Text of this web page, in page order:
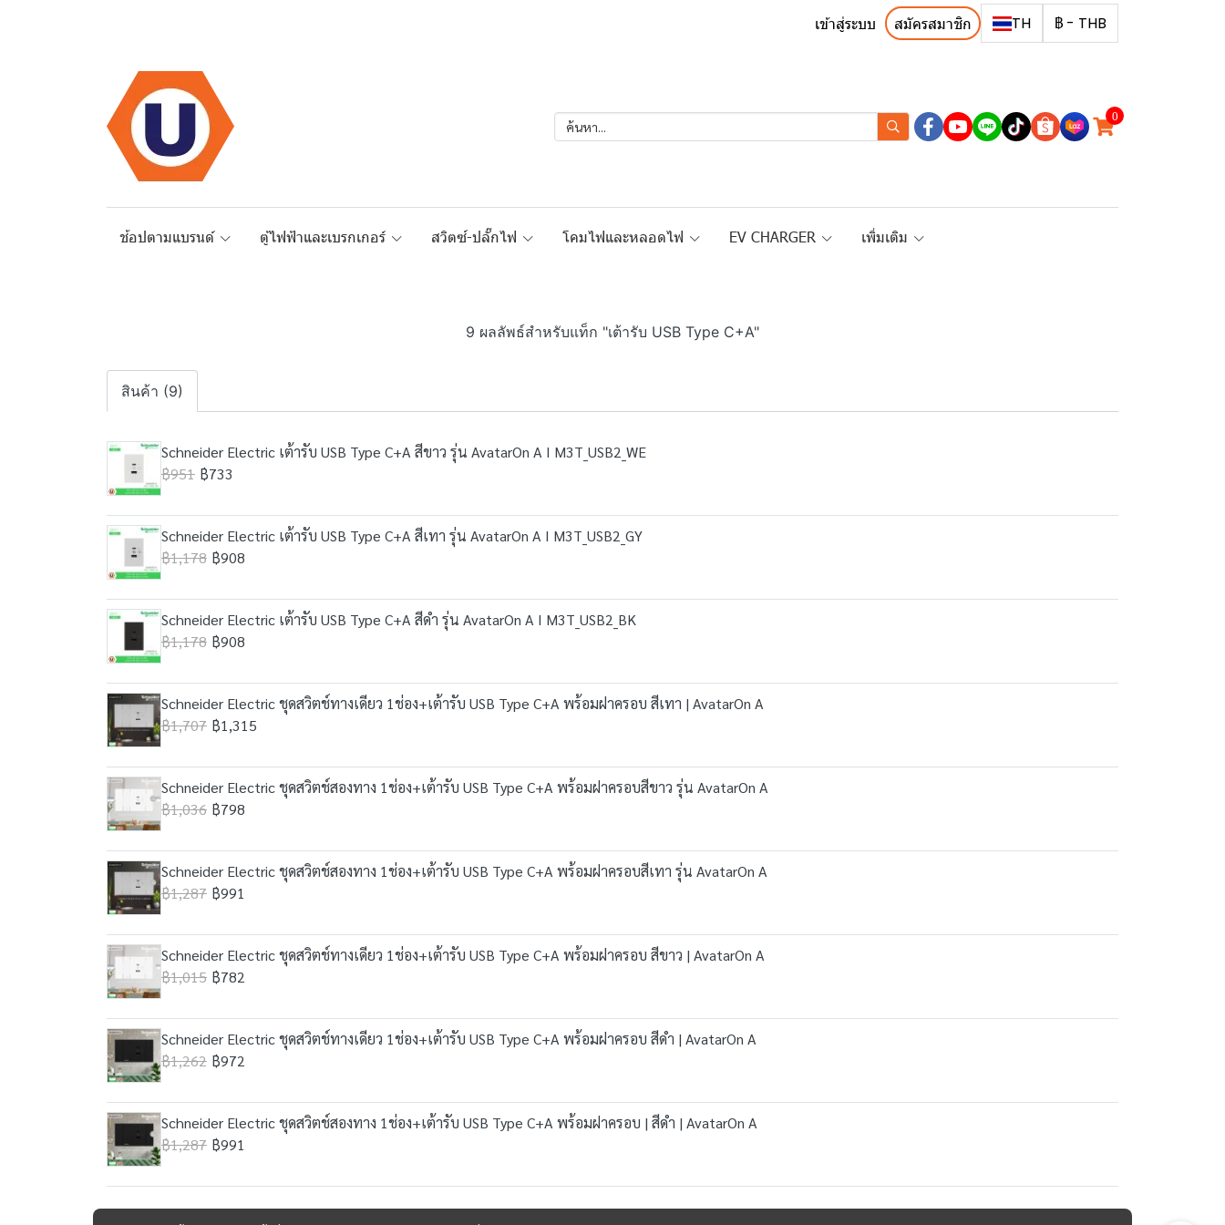
เข้าสู่ระบบ สมัครสมาชิก TH ฿ - THB
0
ช้อปตามแบรนด์ ตู้ไฟฟ้าและเบรกเกอร์ สวิตซ์-ปลั๊กไฟ โคมไฟและหลอดไฟ EV CHARGER เพิ่มเติม
9 ผลลัพธ์สำหรับแท็ก "เต้ารับ USB Type C+A"
สินค้า (9)
Schneider Electric เต้ารับ USB Type C+A สีขาว รุ่น AvatarOn A I M3T_USB2_WE
฿951 ฿733
Schneider Electric เต้ารับ USB Type C+A สีเทา รุ่น AvatarOn A I M3T_USB2_GY
฿1,178 ฿908
Schneider Electric เต้ารับ USB Type C+A สีดำ รุ่น AvatarOn A I M3T_USB2_BK
฿1,178 ฿908
Schneider Electric ชุดสวิตช์ทางเดียว 1ช่อง+เต้ารับ USB Type C+A พร้อมฝาครอบ สีเทา | AvatarOn A
฿1,707 ฿1,315
Schneider Electric ชุดสวิตช์สองทาง 1ช่อง+เต้ารับ USB Type C+A พร้อมฝาครอบสีขาว รุ่น AvatarOn A
฿1,036 ฿798
Schneider Electric ชุดสวิตช์สองทาง 1ช่อง+เต้ารับ USB Type C+A พร้อมฝาครอบสีเทา รุ่น AvatarOn A
฿1,287 ฿991
Schneider Electric ชุดสวิตช์ทางเดียว 1ช่อง+เต้ารับ USB Type C+A พร้อมฝาครอบ สีขาว | AvatarOn A
฿1,015 ฿782
Schneider Electric ชุดสวิตช์ทางเดียว 1ช่อง+เต้ารับ USB Type C+A พร้อมฝาครอบ สีดำ | AvatarOn A
฿1,262 ฿972
Schneider Electric ชุดสวิตช์สองทาง 1ช่อง+เต้ารับ USB Type C+A พร้อมฝาครอบ | สีดำ | AvatarOn A
฿1,287 ฿991